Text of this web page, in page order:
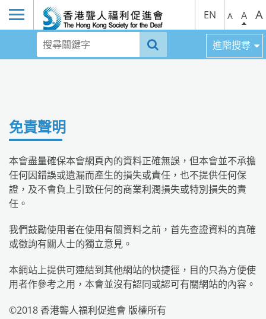
EN A A A
進階搜尋
免責聲明
本會盡量確保本會網頁內的資料正確無誤，但本會並不承擔
任何因錯誤或遺漏而產生的損失或責任，也不提供任何保
證，及不會負上引致任何的商業利潤損失或特別損失的責
任。
我們鼓勵使用者在使用有關資料之前，首先查證資料的真確
或徵詢有關人士的獨立意見。
本網站上提供可連結到其他網站的快捷徑，目的只為方便使
用者作參考之用，本會並沒有認同或認可有關網站的內容。
©2018 香港聾人福利促進會 版權所有